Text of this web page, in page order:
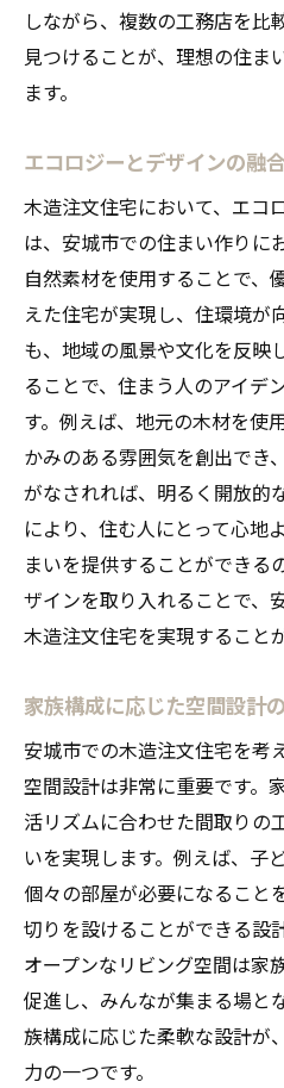
地産地消の木材を
伝統技術と現代の
古材を使ったリサ
安城市ならではの
安城市で始める注文住
注文住宅を始める
地元の法律や規制
ローンや補助金の
スタイルやテーマの
デザイナーとのコ
完成後のメンテナ
安城市の暮らしを豊か
生活動線を考慮した
家族の要望を反映し
快適な居住空間を支
将来を見据えた持
注文住宅で叶える
しながら、複数の工務店を比
見つけることが、理想の住ま
ます。
エコロジーとデザインの融
木造注文住宅において、エコ
は、安城市での住まい作りに
自然素材を使用することで、
えた住宅が実現し、住環境が
も、地域の風景や文化を反映
ることで、住まう人のアイデ
す。例えば、地元の木材を使
かみのある雰囲気を創出でき
がなされれば、明るく開放的
により、住む人にとって心地
まいを提供することができる
ザインを取り入れることで、
木造注文住宅を実現すること
家族構成に応じた空間設計
安城市での木造注文住宅を考
空間設計は非常に重要です。
活リズムに合わせた間取りの
いを実現します。例えば、子
個々の部屋が必要になること
切りを設けることができる設
オープンなリビング空間は家
促進し、みんなが集まる場と
族構成に応じた柔軟な設計が
力の一つです。